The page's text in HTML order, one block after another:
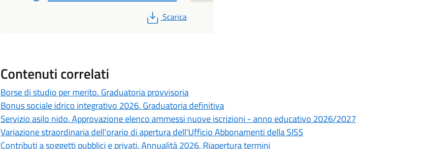
PDF
Scarica
Contenuti correlati
Borse di studio per merito. Graduatoria provvisoria
Bonus sociale idrico integrativo 2026. Graduatoria definitiva
Servizio asilo nido. Approvazione elenco ammessi nuove iscrizioni - anno educativo 2026/2027
Variazione straordinaria dell'orario di apertura dell'Ufficio Abbonamenti della SISS
Contributi a soggetti pubblici e privati. Annualità 2026. Riapertura termini